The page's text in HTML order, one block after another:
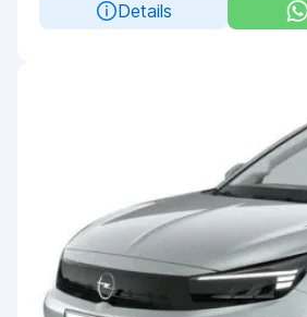
Details